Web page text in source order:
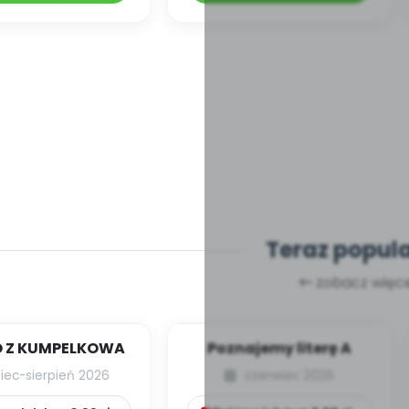
Teraz
zobacz
Z KUMPELKOWA
sierpień 2026
Poznajemy literę A